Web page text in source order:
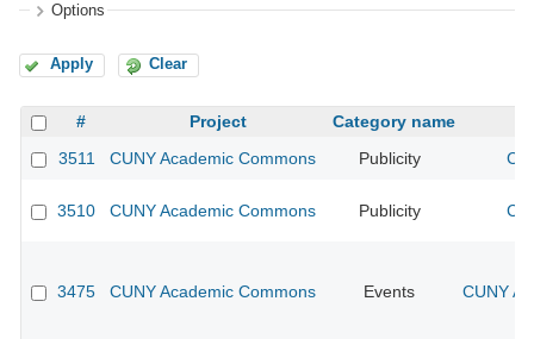
Options
Apply Clear
# Project
Category name
3511
CUNY Academic Commons Publicity
3510 CUNY Academic Commons Publicity
3475 CUNY Academic Commons Events CUNY